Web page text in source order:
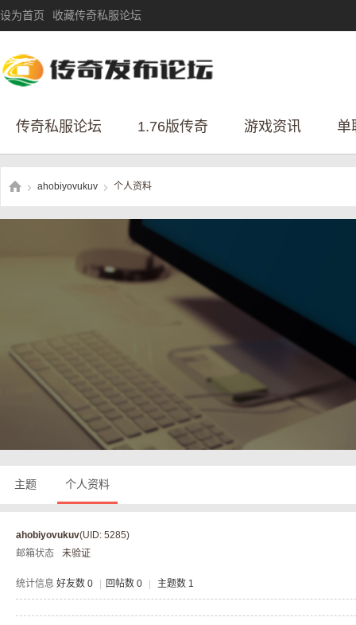
设为首页 收藏传奇私服论坛
传奇私服论坛 1.76版传奇 游戏资讯 单
ahobiyovukuv 个人资料
主题 个人资料
ahobiyovukuv(UID: 5285)
邮箱状态
未验证
统计信息 好友数 0 回帖数 0 主题数 1